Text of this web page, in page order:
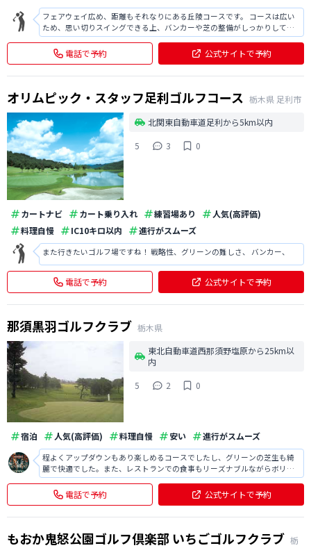
フェアウェイ広め、距離もそれなりにある丘陵コースです。 コースは広い
ため、思い切りスイングできる上、バンカーや芝の整備がしっかりしてい
てきれいです。 宿泊施設や練習場など設備が整っているため、非常に満足
しました。電話で予約 公式サイトで予約
オリムピック・スタッフ足利ゴルフコース 栃木県 足利市
北関東自動車道足利から5km以内
5
3 0
カートナビ カート乗り入れ 練習場あり
人気(高評価)
料理自慢
IC10キロ以内 進行がスムーズ
また行きたいゴルフ場ですね！ 戦略性、グリーンの難しさ、 バンカー、
電話で予約 公式サイトで予約
那須黒羽ゴルフクラブ 栃木県
東北自動車道西那須野塩原から25km以
内
5
2 0
宿泊 人気(高評価) 料理自慢 安い 進行がスムーズ
程よくアップダウンもあり楽しめるコースでしたし、グリーンの芝生も綺
麗で快適でした。また、レストランでの食事もリーズナブルながらボリュ
ーミーで非常に満足でき良かったです。
電話で予約 公式サイトで予約
もおか鬼怒公園ゴルフ倶楽部 いちごゴルフクラブ 栃